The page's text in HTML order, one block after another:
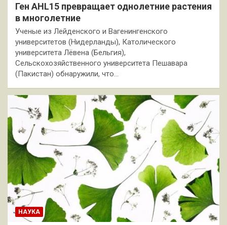
Ген AHL15 превращает однолетние растения
в многолетние
Ученые из Лейденского и Вагенингенского
университетов (Нидерланды), Католического
университета Лёвена (Бельгия),
Сельскохозяйственного университета Пешавара
(Пакистан) обнаружили, что…
НАУКА